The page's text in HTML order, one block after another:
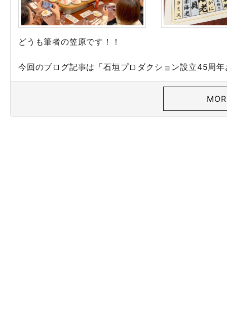
どうも筆者の笠原です！！
今回のブログ記事は「石垣プロダクション設立45周